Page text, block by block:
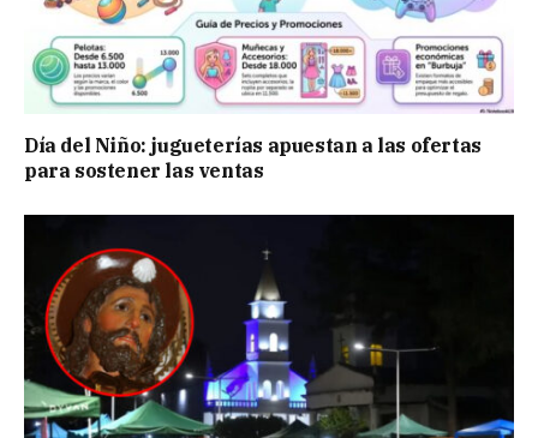
Día del Niño: jugueterías apuestan a las ofertas
para sostener las ventas